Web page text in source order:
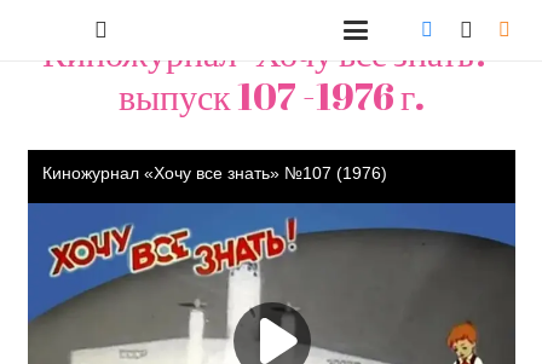
Киножурнал "Хочу всё знать!"
выпуск 107 -1976 г.